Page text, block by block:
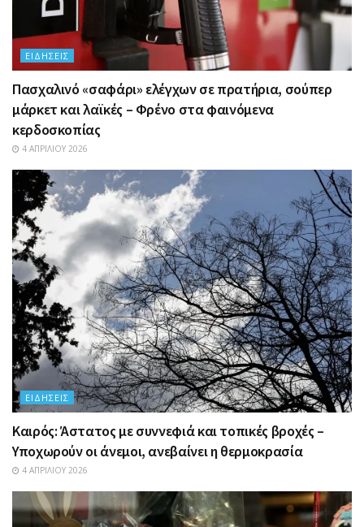
ΕΙΔΉΣΕΙΣ
Πασχαλινό «σαφάρι» ελέγχων σε πρατήρια, σούπερ
μάρκετ και λαϊκές – Φρένο στα φαινόμενα
κερδοσκοπίας
4 ΑΠΡΙΛΊΟΥ 2026
ΕΙΔΉΣΕΙΣ
Καιρός: Άστατος με συννεφιά και τοπικές βροχές –
Υποχωρούν οι άνεμοι, ανεβαίνει η θερμοκρασία
4 ΑΠΡΙΛΊΟΥ 2026